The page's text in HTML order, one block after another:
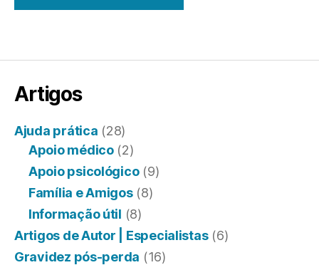
Artigos
Ajuda prática (28)
Apoio médico(2)
Apoio psicológico(9)
Família e Amigos(8)
Informação útil (8)
Artigos de Autor | Especialistas(6)
Gravidez pós-perda (16)